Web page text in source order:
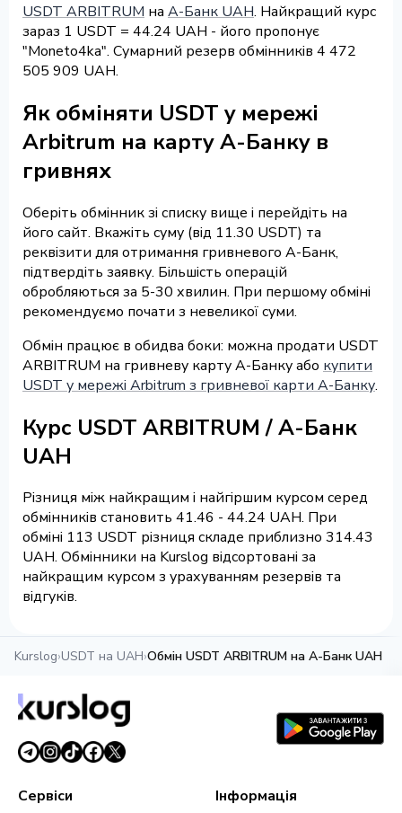
USDT ARBITRUM на А-Банк UAH. Найкращий курс
зараз 1 USDT = 44.24 UAH - його пропонує
"Moneto4ka". Сумарний резерв обмінників 4 472
505 909 UAH.
Як обміняти USDT у мережі
Arbitrum на карту А-Банку в
гривнях
Оберіть обмінник зі списку вище і перейдіть на
його сайт. Вкажіть суму (від 11.30 USDT) та
реквізити для отримання гривневого А-Банк,
підтвердіть заявку. Більшість операцій
обробляються за 5-30 хвилин. При першому обміні
рекомендуємо почати з невеликої суми.
Обмін працює в обидва боки: можна продати USDT
ARBITRUM на гривневу карту А-Банку або купити
USDT у мережі Arbitrum з гривневої карти А-Банку.
Курс USDT ARBITRUM / А-Банк
UAH
Різниця між найкращим і найгіршим курсом серед
обмінників становить 41.46 - 44.24 UAH. При
обміні 113 USDT різниця складе приблизно 314.43
UAH. Обмінники на Kurslog відсортовані за
найкращим курсом з урахуванням резервів та
відгуків.
Kurslog›USDT на UAH›Обмін USDT ARBITRUM на А-Банк UAH
Сервіси Інформація